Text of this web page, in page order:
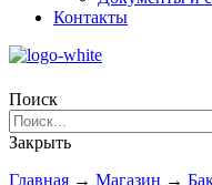
Контакты
Поиск
Закрыть
Главная → Магазин →